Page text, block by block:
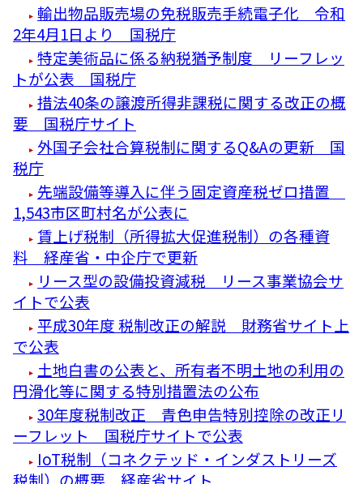
輸出物品販売場の免税販売手続電子化 令和
2年4月1日より 国税庁
特定美術品に係る納税猶予制度 リーフレッ
トが公表 国税庁
措法40条の譲渡所得非課税に関する改正の概
要 国税庁サイト
外国子会社合算税制に関するQ&Aの更新 国
税庁
先端設備等導入に伴う固定資産税ゼロ措置
1,543市区町村名が公表に
賃上げ税制（所得拡大促進税制）の各種資
料 経産省・中企庁で更新
リース型の設備投資減税 リース事業協会サ
イトで公表
平成30年度 税制改正の解説 財務省サイト上
で公表
土地白書の公表と、所有者不明土地の利用の
円滑化等に関する特別措置法の公布
30年度税制改正 青色申告特別控除の改正リ
ーフレット 国税庁サイトで公表
IoT税制（コネクテッド・インダストリーズ
税制）の概要 経産省サイト